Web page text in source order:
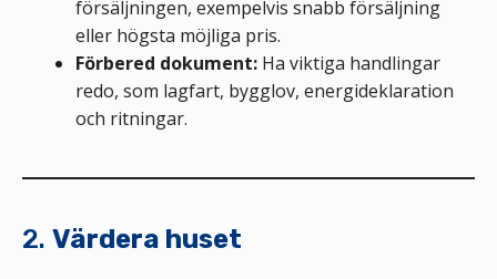
försäljningen, exempelvis snabb försäljning
eller högsta möjliga pris.
Förbered dokument: Ha viktiga handlingar
redo, som lagfart, bygglov, energideklaration
och ritningar.
2. Värdera huset